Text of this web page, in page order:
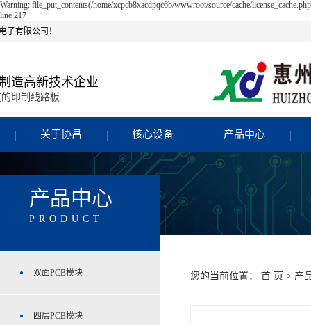
Warning: file_put_contents(/home/xcpcb8xacdpqc6b/wwwroot/source/cache/
line 217
子有限公司！
造高新技术企业
印制线路板
关于协昌 核心设备 产品中心
产品中心
PRODUCT
双面PCB模块
四层PCB模块
您的当前位置： 首 页 > 产